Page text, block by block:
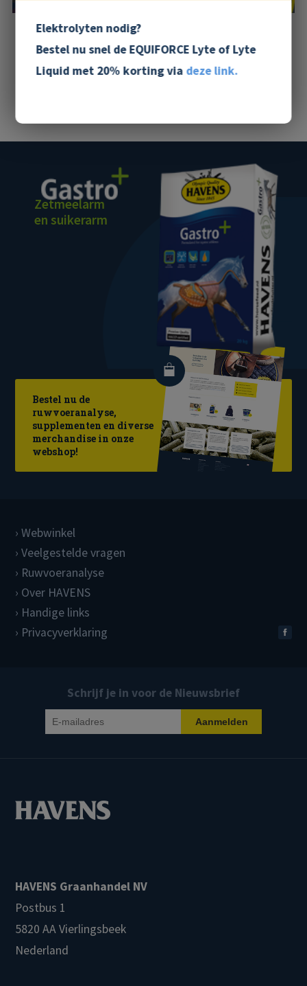
donderdag 21 mei 2026
TSCHIO Aachen 22-24 Mei 2026
Zetmeelarm
en suikerarm
Bestel nu de
ruwvoeranalyse,
supplementen en diverse
merchandise in onze
webshop!
Webwinkel
Veelgestelde vragen
Ruwvoeranalyse
Over HAVENS
Handige links
Privacyverklaring
Schrijf je in voor de Nieuwsbrief
HAVENS Graanhandel NV
Postbus 1
5820 AA Vierlingsbeek
Nederland
Elektrolyten nodig?
Bestel nu snel de EQUIFORCE Lyte of Lyte
Liquid met 20% kortingvia deze link.